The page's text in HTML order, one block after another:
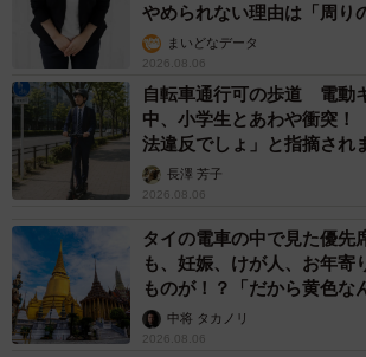
犬は本当に健気で愛おしい存在だ。
死んだ犬が残していったモノ…
pic.twitter.com/TSGjCXP77J
— ストライプ1号（992カレラ4GTS）
2024
やめられない理由は「周り
まいどなデータ
2026.08.06
自転車通行可の歩道 電動
中、小学生とあわや衝突
法違反でしょ」と指摘され
説】長澤 芳子
2026.08.06
タイの電車の中で見た優
も、妊娠、けが人、お年
ものが！？「だから黄色な
中将 タカノリ
2026.08.06